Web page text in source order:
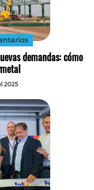
demandas: cómo
2025